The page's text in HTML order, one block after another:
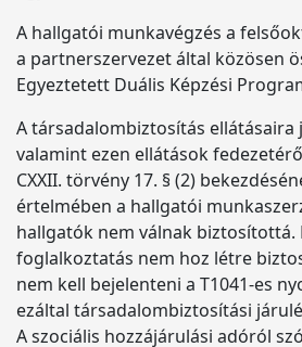
A hallgatói munkavégzés a
a partnerszervezet által közösen
Egyeztetett Duális Képzési
A társadalombiztosítás
valamint ezen ellátások
CXXII. törvény 17. § (2)
értelmében a hallgatói
hallgatók nem válnak biztosítottá.
foglalkoztatás nem hoz létre
nem kell bejelenteni a T1041-es
ezáltal társadalombiztosítási
A szociális hozzájárulási adóról